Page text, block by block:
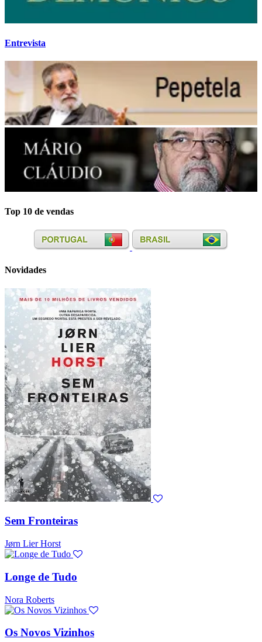
Entrevista
Top 10 de vendas
Novidades
Sem Fronteiras
Jørn Lier Horst
Longe de Tudo
Nora Roberts
Os Novos Vizinhos